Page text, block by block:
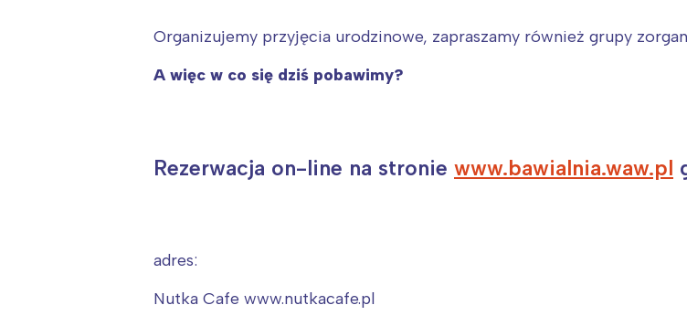
Organizujemy przyjęcia urodzinowe, zapraszamy również grupy
A więc w co się dziś pobawimy?
Rezerwacja on-line na stronie www.bawialnia.waw.pl
adres:
Nutka Cafe www.nutkacafe.pl